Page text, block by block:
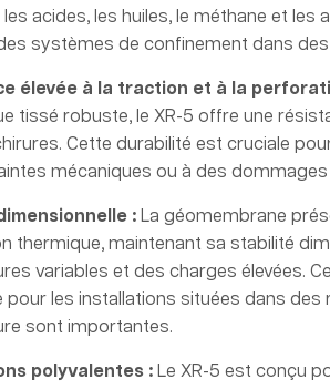
acides, les huiles, le méthane et les
des systèmes de confinement dans
élevée à la traction et à la
tissé robuste, le XR-5 offre une
Cette durabilité est cruciale
mécaniques ou à des
: La géomembrane
thermique, maintenant sa stabilité
variables et des charges élevées.
pour les installations situées dans
sont importantes.
polyvalentes : Le XR-5 est conçu